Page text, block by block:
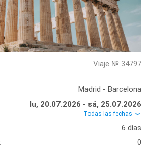
Viaje № 34797
Madrid - Barcelona
lu, 20.07.2026 - sá, 25.07.2026
Todas las fechas
6 días
0